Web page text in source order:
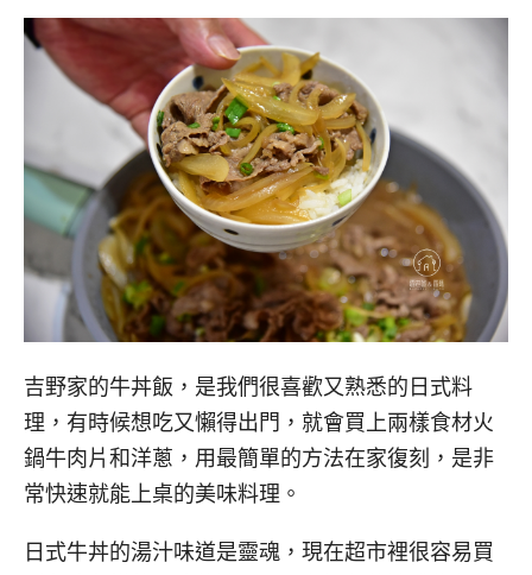
吉野家的牛丼飯，是我們很喜歡又熟悉的日式料
理，有時候想吃又懶得出門，就會買上兩樣食材火
鍋牛肉片和洋蔥，用最簡單的方法在家復刻，是非
常快速就能上桌的美味料理。
日式牛丼的湯汁味道是靈魂，現在超市裡很容易買